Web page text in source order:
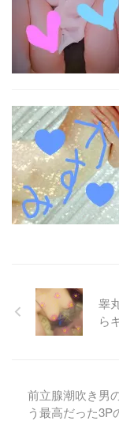
睾
ら
前立腺潮吹き男
う最高だった3P